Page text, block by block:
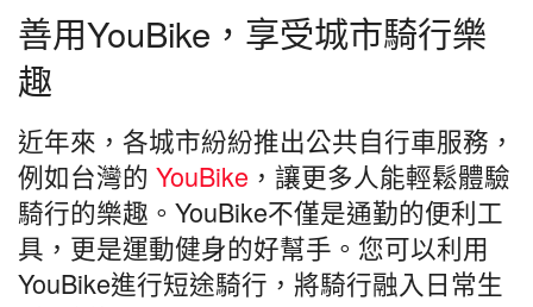
善用YouBike，享受城市騎行樂
趣
近年來，各城市紛紛推出公共自行車服務，
例如台灣的 YouBike ，讓更多人能輕鬆體驗
騎行的樂趣。YouBike不僅是通勤的便利工
具，更是運動健身的好幫手。您可以利用
YouBike進行短途騎行，將騎行融入日常生